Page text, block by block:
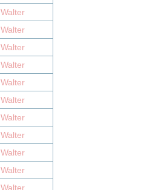
Walter
Walter
Walter
Walter
Walter
Walter
Walter
Walter
Walter
Walter
Walter